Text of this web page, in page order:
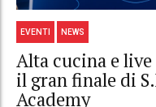
EVENTI NEWS
Alta cucina e
il gran finale di
Academy